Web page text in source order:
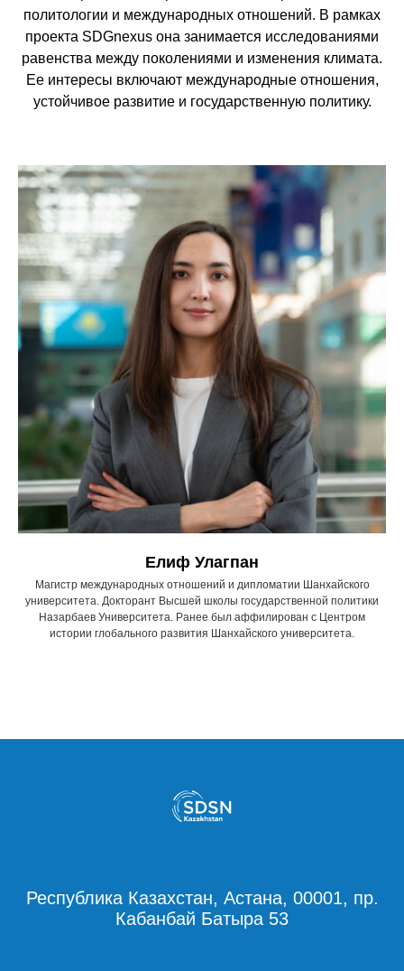
политологии и международных отношений. В рамках
проекта SDGnexus она занимается исследованиями
равенства между поколениями и изменения климата.
Ее интересы включают международные отношения,
устойчивое развитие и государственную политику.
Елиф Улагпан
Магистр международных отношений и дипломатии Шанхайского
университета. Докторант Высшей школы государственной политики
Назарбаев Университета. Ранее был аффилирован с Центром
истории глобального развития Шанхайского университета.
Республика Казахстан, Астана, 00001, пр.
Кабанбай Батыра 53